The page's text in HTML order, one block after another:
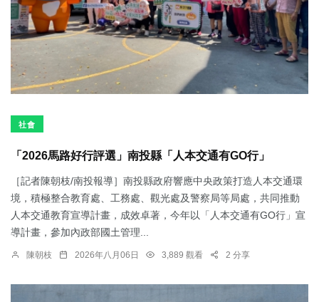
社會
「2026馬路好行評選」南投縣「人本交通有GO行」
［記者陳朝枝/南投報導］南投縣政府響應中央政策打造人本交通環
境，積極整合教育處、工務處、觀光處及警察局等局處，共同推動
人本交通教育宣導計畫，成效卓著，今年以「人本交通有GO行」宣
導計畫，參加內政部國土管理...
陳朝枝 2026年八月06日 3,889 觀看 2 分享